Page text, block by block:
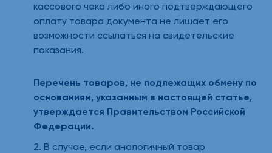
кассового чека либо иного подтверждающего
оплату товара документа не лишает его
возможности ссылаться на свидетельские
показания.
Перечень товаров, не подлежащих обмену по
основаниям, указанным в настоящей статье,
утверждается Правительством Российской
Федерации.
2. В случае, если аналогичный товар